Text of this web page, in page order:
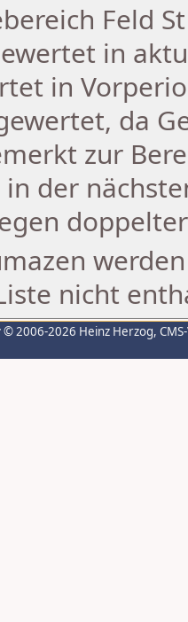
Feld
in
in
da
zur
der
nicht
© 2006-2026 Heinz Herzog,